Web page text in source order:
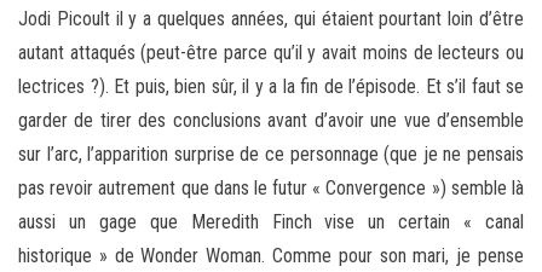
Jodi Picoult il y a quelques années, qui étaient pourtant loin d’être
autant attaqués (peut-être parce qu’il y avait moins de lecteurs ou
lectrices ?). Et puis, bien sûr, il y a la fin de l’épisode. Et s’il faut se
garder de tirer des conclusions avant d’avoir une vue d’ensemble
sur l’arc, l’apparition surprise de ce personnage (que je ne pensais
pas revoir autrement que dans le futur « Convergence ») semble là
aussi un gage que Meredith Finch vise un certain « canal
historique » de Wonder Woman. Comme pour son mari, je pense